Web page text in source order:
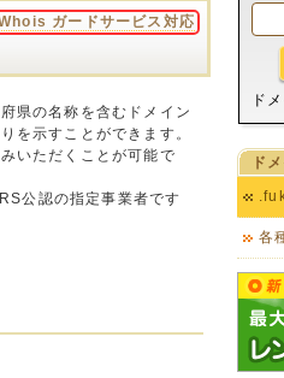
ガードサービス対応
県の名称を含むドメイン
を示すことができます。
いただくことが可能で
公認の指定事業者です
ド
ド
各